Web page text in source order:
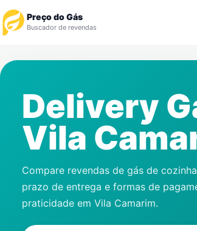
Preço do Gás
Buscador de revendas
Revendedor
Notícias
Gás
Contatos
Delivery
Vila
Compare revendas de gás de
prazo de entrega e formas de
praticidade em Vila Camarim.